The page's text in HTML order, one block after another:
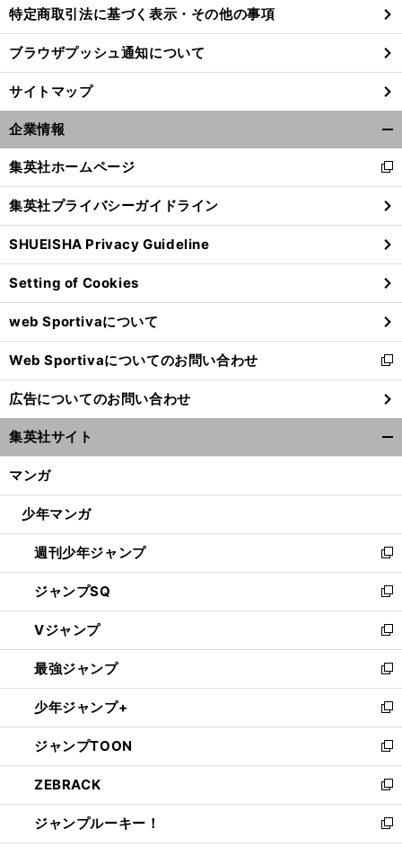
特定商取引法に基づく表示・その他の事項
ブラウザプッシュ通知について
サイトマップ
企業情報
閉
る
集英社ホームページ
新
し
い
ウ
ィ
ン
ド
ウ
で
開
く
集英社プライバシーガイドライン
SHUEISHA Privacy Guideline
Setting of Cookies
web Sportivaについて
Web Sportivaについてのお問い合わせ
新
し
い
ウ
ィ
ン
ウ
開
く
広告についてのお問い合わせ
集英社サイト
マンガ
少年マンガ
週刊少年ジャンプ
新
し
い
ウ
ィ
ン
ド
ウ
で
開
く
ジャンプSQ
新
し
い
ウ
ィ
ン
ド
ウ
で
開
く
Vジャンプ
新
し
い
ウ
ィ
ン
ド
ウ
で
開
く
最強ジャンプ
新
し
い
ウ
ィ
ン
ド
ウ
で
開
少年ジャンプ+
新
し
い
ウ
ィ
ン
ド
ウ
ジャンプTOON
新
し
い
ウ
ィ
ZEBRACK
新
し
い
ジャンプルーキー！
新